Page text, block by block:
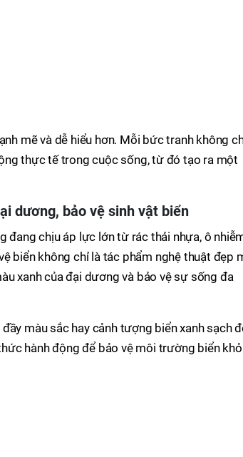
mẽ và dễ hiểu hơn. Mỗi bức tranh không
thực tế trong cuộc sống, từ đó tạo ra một
dương, bảo vệ sinh vật biển
chịu áp lực lớn từ rác thải nhựa, ô
biển không chỉ là tác phẩm nghệ thuật đẹp
xanh của đại dương và bảo vệ sự sống đa
màu sắc hay cảnh tượng biển xanh sạch
hành động để bảo vệ môi trường biển